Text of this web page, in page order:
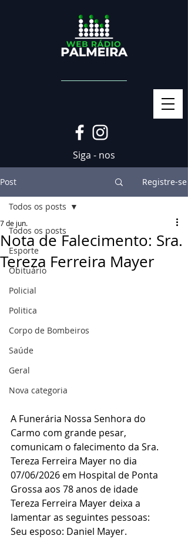
Siga - nos
Post Registre-se
Todos os posts
Esporte
Obituário
Policial
Politica
Corpo de Bombeiros
Saúde
Geral
Nova categoria
Todos os posts
Nota de Falecimento: Sra.
Tereza Ferreira Mayer
7 de jun.
A Funerária Nossa Senhora do
Carmo com grande pesar,
comunicam o falecimento da Sra.
Tereza Ferreira Mayer no dia
07/06/2026 em Hospital de Ponta
Grossa aos 78 anos de idade
Tereza Ferreira Mayer deixa a
lamentar as seguintes pessoas:
Seu esposo: Daniel Mayer.